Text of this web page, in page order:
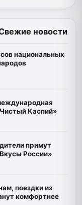
новости
национальных
Каспий»
примут
России»
поездки из
комфортнее